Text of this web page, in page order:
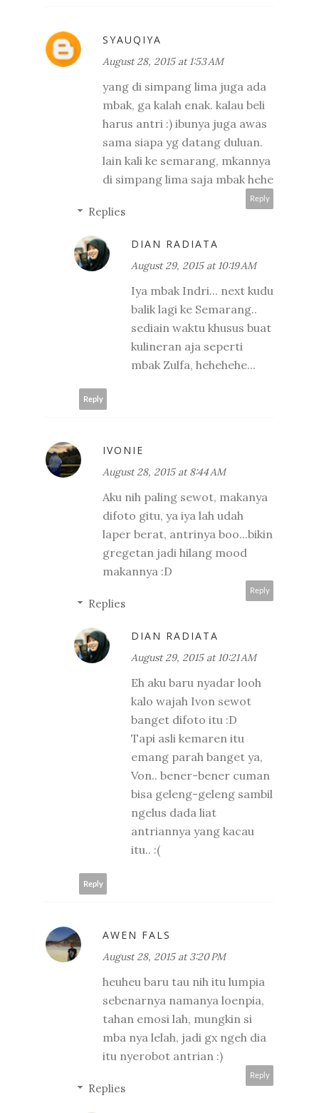
SYAUQIYA
August 28, 2015 at 1:53 AM
yang di simpang lima juga ada
mbak, ga kalah enak. kalau beli
harus antri :) ibunya juga awas
sama siapa yg datang duluan.
lain kali ke semarang, mkannya
di simpang lima saja mbak hehe
Reply
Replies
DIAN RADIATA
August 29, 2015 at 10:19 AM
Iya mbak Indri... next kudu
balik lagi ke Semarang..
sediain waktu khusus buat
kulineran aja seperti
mbak Zulfa, hehehehe...
Reply
IVONIE
August 28, 2015 at 8:44 AM
Aku nih paling sewot, makanya
difoto gitu, ya iya lah udah
laper berat, antrinya boo...bikin
gregetan jadi hilang mood
makannya :D
Reply
Replies
DIAN RADIATA
August 29, 2015 at 10:21 AM
Eh aku baru nyadar looh
kalo wajah Ivon sewot
banget difoto itu :D
Tapi asli kemaren itu
emang parah banget ya,
Von.. bener-bener cuman
bisa geleng-geleng sambil
ngelus dada liat
antriannya yang kacau
itu.. :(
Reply
AWEN FALS
August 28, 2015 at 3:20 PM
heuheu baru tau nih itu lumpia
sebenarnya namanya loenpia,
tahan emosi lah, mungkin si
mba nya lelah, jadi gx ngeh dia
itu nyerobot antrian :)
Reply
Replies